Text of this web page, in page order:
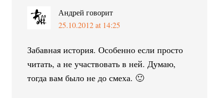
Андрей говорит
25.10.2012 at 14:25
Забавная история. Особенно если просто
читать, а не участвовать в ней. Думаю,
тогда вам было не до смеха. 🙂